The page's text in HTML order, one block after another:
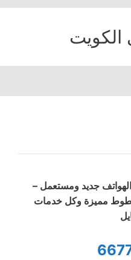
الكويت
الهواتف جديد ومستعمل –
مميزة وكل خدمات